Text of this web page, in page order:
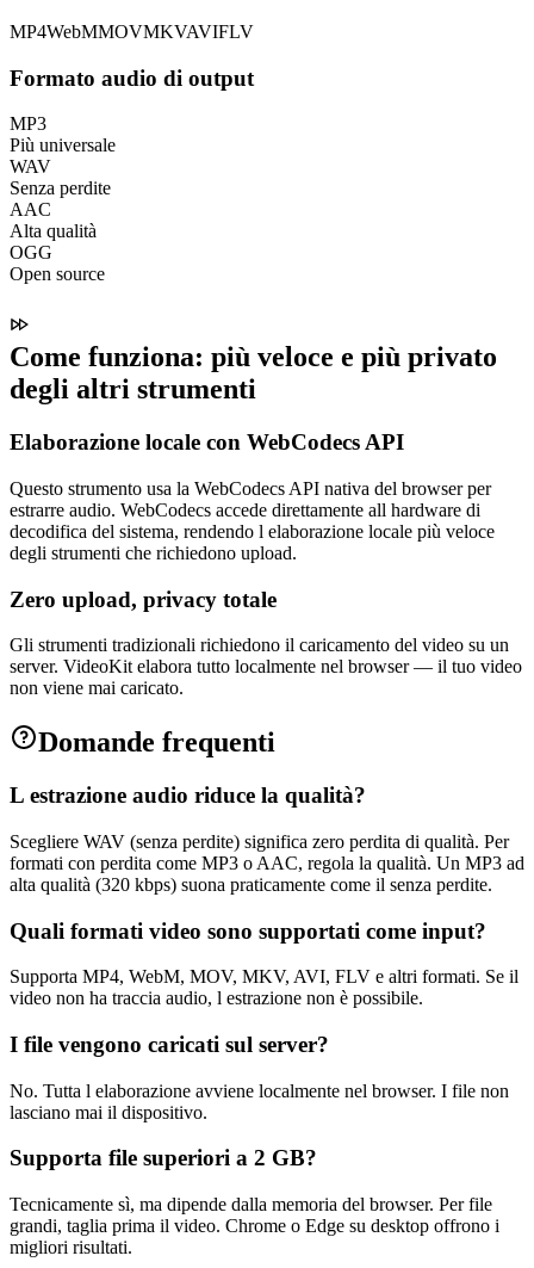
MP4WebMMOVMKVAVIFLV
Formato audio di output
MP3
Più universale
WAV
Senza perdite
AAC
Alta qualità
OGG
Open source
Come funziona: più veloce e più privato
degli altri strumenti
Elaborazione locale con WebCodecs API
Questo strumento usa la WebCodecs API nativa del browser per
estrarre audio. WebCodecs accede direttamente all hardware di
decodifica del sistema, rendendo l elaborazione locale più veloce
degli strumenti che richiedono upload.
Zero upload, privacy totale
Gli strumenti tradizionali richiedono il caricamento del video su un
server. VideoKit elabora tutto localmente nel browser — il tuo video
non viene mai caricato.
Domande frequenti
L estrazione audio riduce la qualità?
Scegliere WAV (senza perdite) significa zero perdita di qualità. Per
formati con perdita come MP3 o AAC, regola la qualità. Un MP3 ad
alta qualità (320 kbps) suona praticamente come il senza perdite.
Quali formati video sono supportati come input?
Supporta MP4, WebM, MOV, MKV, AVI, FLV e altri formati. Se il
video non ha traccia audio, l estrazione non è possibile.
I file vengono caricati sul server?
No. Tutta l elaborazione avviene localmente nel browser. I file non
lasciano mai il dispositivo.
Supporta file superiori a 2 GB?
Tecnicamente sì, ma dipende dalla memoria del browser. Per file
grandi, taglia prima il video. Chrome o Edge su desktop offrono i
migliori risultati.